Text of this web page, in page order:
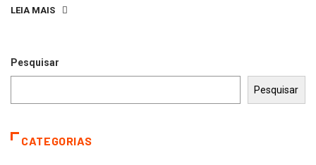
LEIA MAIS
Pesquisar
Pesquisar
CATEGORIAS